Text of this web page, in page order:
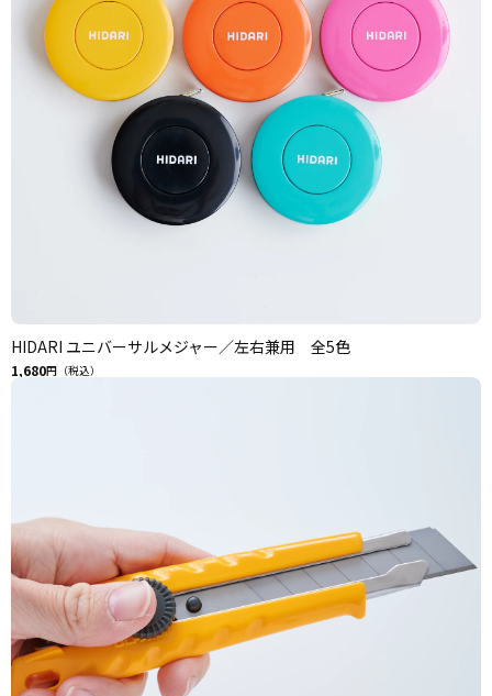
HIDARI ユニバーサルメジャー／左右兼用 全5色
1,680円（税込）